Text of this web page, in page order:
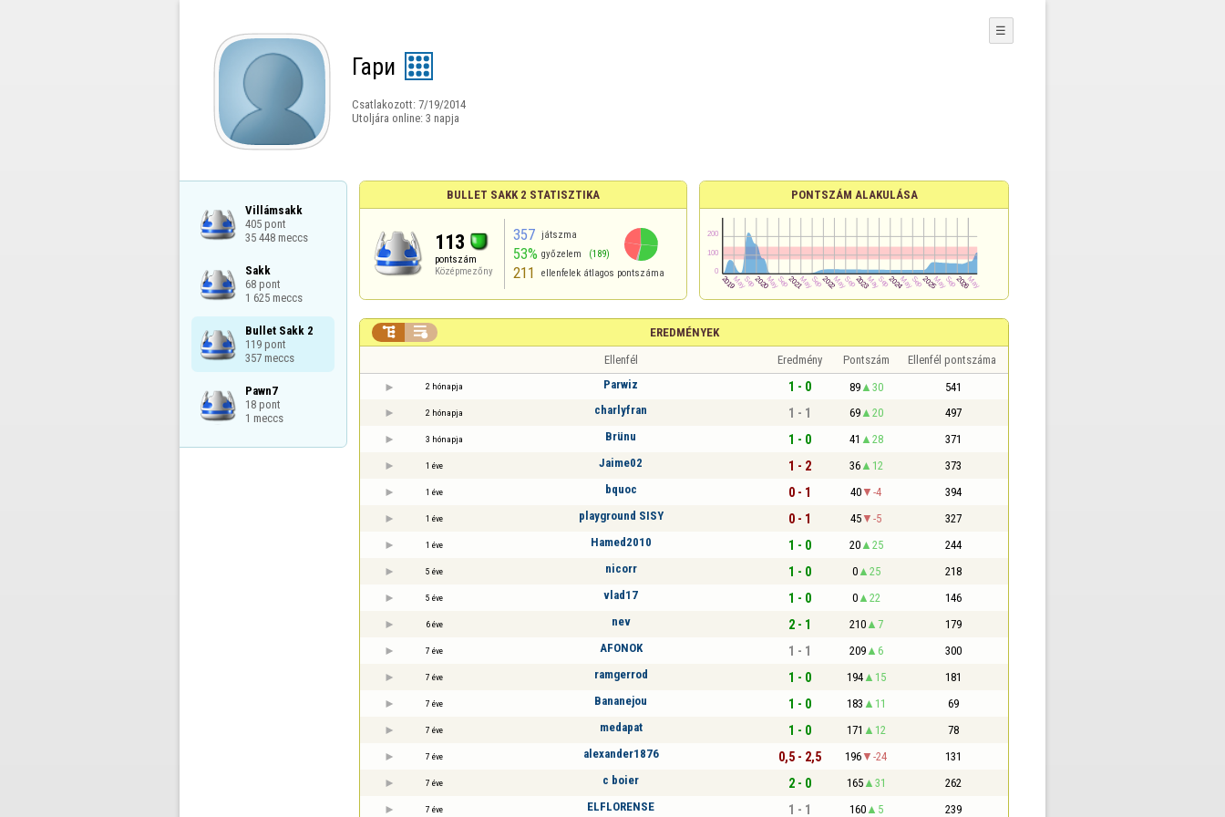
Гари
Csatlakozott: 7/19/2014
Utoljára online: 3 napja
☰
Villámsakk
405 pont
35 448 meccs
Sakk
68 pont
1 625 meccs
Bullet Sakk 2
119 pont
357 meccs
Pawn7
18 pont
1 meccs
BULLET SAKK 2 STATISZTIKA
113
pontszám
Középmezőny
357 játszma
53% győzelem (189)
211 ellenfelek átlagos pontszáma
PONTSZÁM ALAKULÁSA
EREDMÉNYEK
 
Ellenfél Eredmény Pontszám Ellenfél pontszáma
2 hónapja Parwiz 1 - 0 89 30 541
2 hónapja charlyfran 1 - 1 69 20 497
3 hónapja Brünu 1 - 0 41 28 371
1 éve Jaime02 1 - 2 36 12 373
1 éve bquoc 0 - 1 40 -4 394
1 éve playground SISY 0 - 1 45 -5 327
1 éve Hamed2010 1 - 0 20 25 244
5 éve nicorr 1 - 0 0 25 218
5 éve vlad17 1 - 0 0 22 146
6 éve nev 2 - 1 210 7 179
7 éve AFONOK 1 - 1 209 6 300
7 éve ramgerrod 1 - 0 194 15 181
7 éve Bananejou 1 - 0 183 11 69
7 éve medapat 1 - 0 171 12 78
7 éve alexander1876 0,5 - 2,5 196 -24 131
7 éve c boier 2 - 0 165 31 262
7 éve ELFLORENSE 1 - 1 160 5 239